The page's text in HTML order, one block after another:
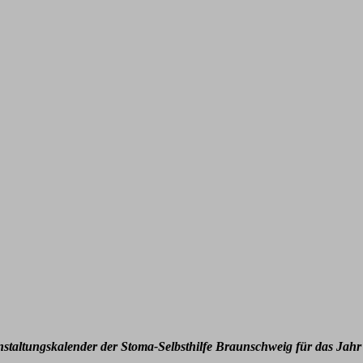
der Stoma-Selbsthilfe Braunschweig für das